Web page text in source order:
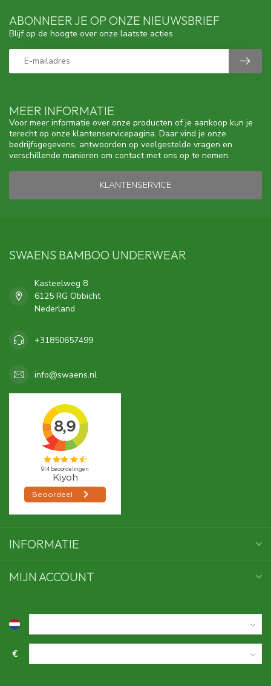
MEER INFORMATIE
Voor meer informatie over onze producten of je aankoop kun je
terecht op onze klantenservicepagina. Daar vind je onze
bedrijfsgegevens, antwoorden op veelgestelde vragen en
verschillende manieren om contact met ons op te nemen.
KLANTENSERVICE
ABONNEER JE OP ONZE NIEUWSBRIEF
Blijf op de hoogte over onze laatste acties
SWAENS BAMBOO UNDERWEAR
Kasteelweg 8
6125 RG Obbicht
Nederland
+31850657499
info@swaens.nl
INFORMATIE
MIJN ACCOUNT
€